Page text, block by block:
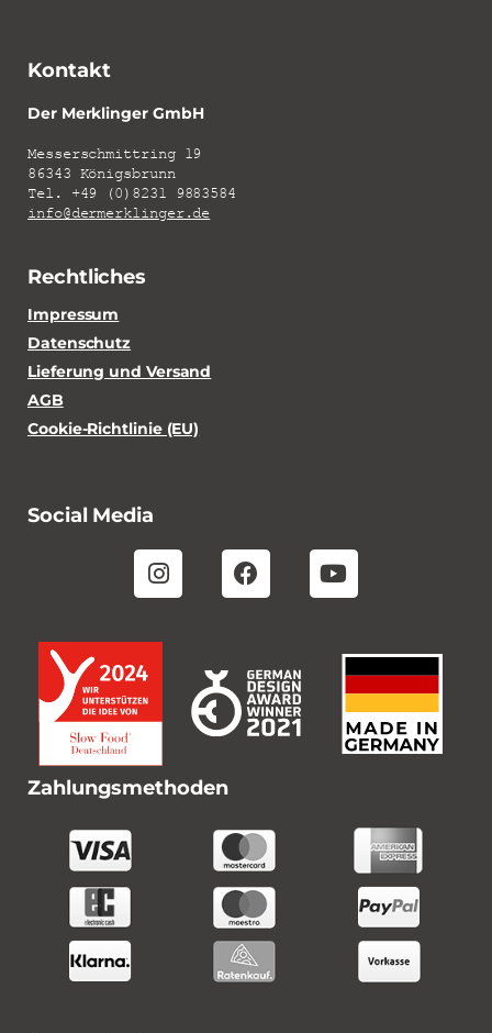
Kontakt
Der Merklinger GmbH
Messerschmittring 19
86343 Königsbrunn
Tel. +49 (0)8231 9883584
info@dermerklinger.de
Rechtliches
Impressum
Datenschutz
Lieferung und Versand
AGB
Cookie-Richtlinie (EU)
Social Media
Zahlungsmethoden